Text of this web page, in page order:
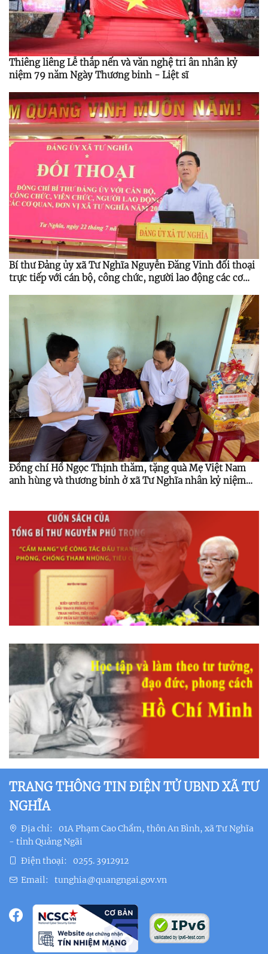
Thiêng liêng Lễ thắp nến và văn nghệ tri ân nhân kỷ
niệm 79 năm Ngày Thương binh - Liệt sĩ
Bí thư Đảng ủy xã Tư Nghĩa Nguyễn Đăng Vinh đối thoại
trực tiếp với cán bộ, công chức, người lao động các cơ
Đồng chí Hồ Ngọc Thịnh thăm, tặng quà Mẹ Việt Nam
anh hùng và thương binh ở xã Tư Nghĩa nhân kỷ niệm
TRANG THÔNG TIN ĐIỆN TỬ UBND XÃ TƯ
NGHĨA
Địa chỉ:
01A Phạm Cao Chẩm, thôn An Bình, xã Tư Nghĩa
- tỉnh Quảng Ngãi
Điện thoại:
0255. 3912912
Email:
tunghia@quangngai.gov.vn